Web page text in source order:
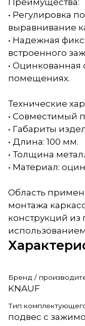
• Регулировка
выравнивание
• Надежная
встроенного
• Оцинкованная
помещениях.
Технические
• Совместимый
• Габариты
• Длина: 100 мм.
• Толщина
• Материал:
Область
монтажа
конструкций из
Бренд /
KNAUF
Тип
подвес с